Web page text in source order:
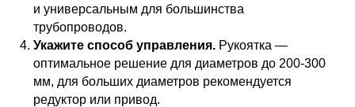
и универсальным для большинства
трубопроводов.
Укажите способ управления. Рукоятка —
оптимальное решение для диаметров до 200-300
мм, для больших диаметров рекомендуется
редуктор или привод.